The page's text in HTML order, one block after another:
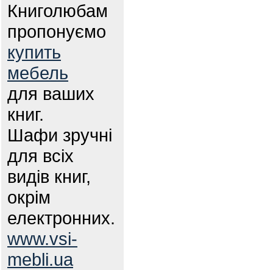
Книголюбам
пропонуємо
купить
мебель
для ваших
книг.
Шафи зручні
для всіх
видів книг,
окрім
електронних.
www.vsi-
mebli.ua